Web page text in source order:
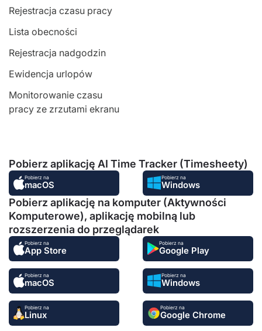
Rejestracja czasu pracy
Lista obecności
Rejestracja nadgodzin
Ewidencja urlopów
Monitorowanie czasu
pracy ze zrzutami ekranu
Pobierz aplikację AI Time Tracker (Timesheety)
Pobierz na
macOS
Pobierz na
Windows
Pobierz aplikację na komputer (Aktywności
Komputerowe), aplikację mobilną lub
rozszerzenia do przeglądarek
Pobierz na
App Store
Pobierz na
Google Play
Pobierz na
macOS
Pobierz na
Windows
Pobierz na
Linux
Pobierz na
Google Chrome